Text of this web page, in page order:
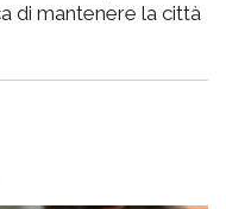
di mantenere la città